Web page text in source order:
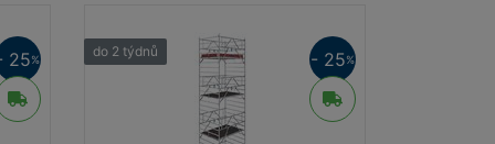
25% do 2 týdnů - 25%